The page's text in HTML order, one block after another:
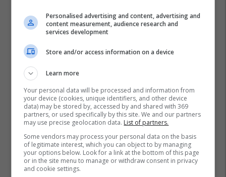
Personalised advertising and content, advertising and
content measurement, audience research and
services development
Store and/or access information on a device
Learn more
Your personal data will be processed and information from
your device (cookies, unique identifiers, and other device
data) may be stored by, accessed by and shared with 369
partners, or used specifically by this site. We and our partners
may use precise geolocation data. List of partners.
Some vendors may process your personal data on the basis
of legitimate interest, which you can object to by managing
your options below. Look for a link at the bottom of this page
or in the site menu to manage or withdraw consent in privacy
and cookie settings.